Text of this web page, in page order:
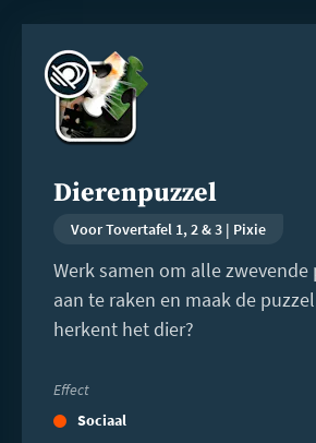
Dierenpuzzel
Voor Tovertafel 1, 2 & 3 | Pixie
Werk samen om alle
aan te raken en maak de puzzel
herkent het dier?
Effect
Sociaal
meer